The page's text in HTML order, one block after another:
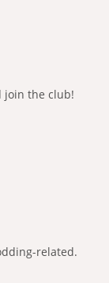
join the club!
related.